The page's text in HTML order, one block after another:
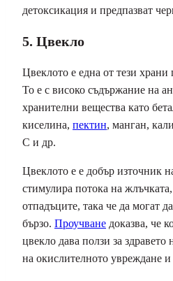
детоксикация и предпазват
5. Цвекло
Цвеклото е една от тези храни
То е с високо съдържание на
хранителни вещества като
киселина, пектин, манган,
С и др.
Цвеклото е е добър източник
стимулира потока на
отпадъците, така че да могат
бързо. Проучване доказва, че
цвекло дава ползи за
на окислителното увреждане и